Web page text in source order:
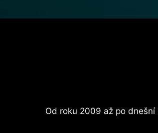
Od roku 2009 až po dnešní